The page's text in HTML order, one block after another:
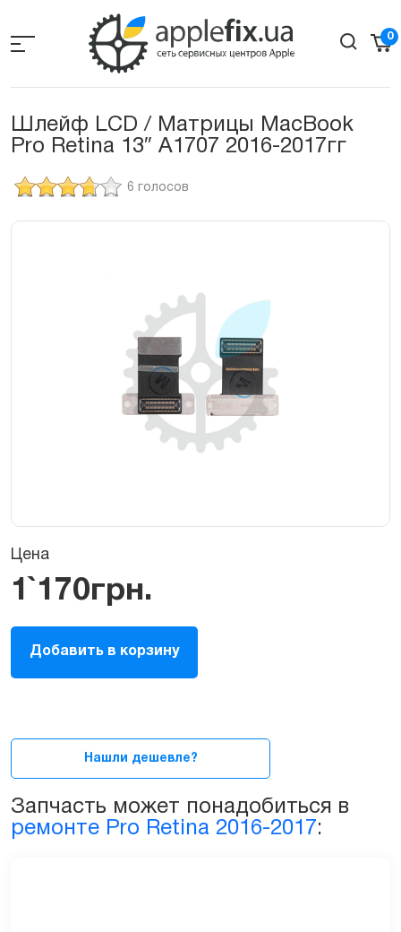
the
0
Шлейф LCD / Матрицы MacBook
Pro Retina 13″ A1707 2016-2017гг
6 голосов
Цена
1`170грн.
Шлейф
LCD
/
13"
2016-
2017гг
Добавить в корзину
Нашли дешевле?
Запчасть может понадобиться в
ремонте Pro Retina 2016-2017: